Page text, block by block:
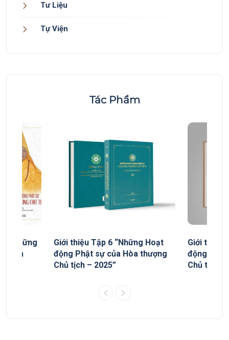
Tư Liệu
Tự Viện
Tác Phẩm
“Những
Hòa
Giới thiệu Tập 6 “Những Hoạt
động Phật sự của Hòa thượng
Chủ tịch – 2025”
Giới thiệu
động
Chủ tịch”